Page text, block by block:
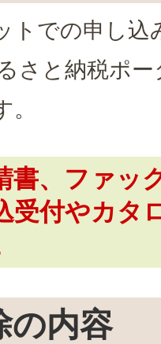
トでの申し込
さと納税ポ
書、ファッ
受付やカタ
の内容